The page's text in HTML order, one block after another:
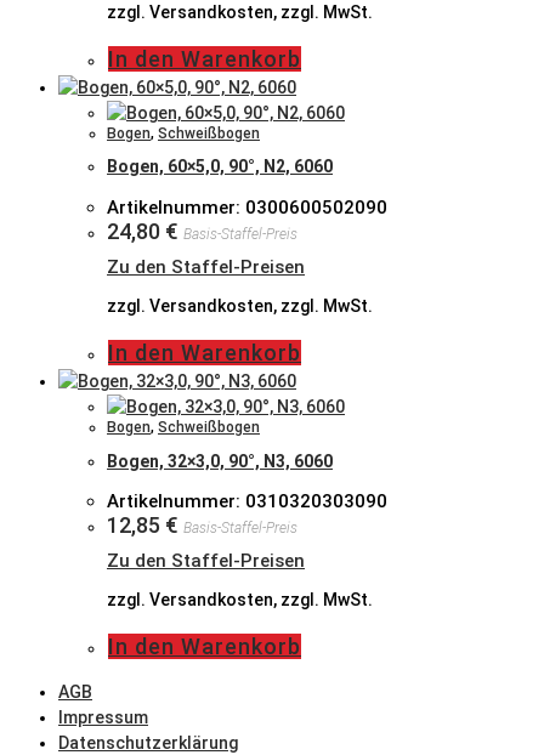
zzgl. Versandkosten, zzgl. MwSt.
In den Warenkorb
Bogen, Schweißbogen
Bogen, 60×5,0, 90°, N2, 6060
Artikelnummer: 0300600502090
24,80 € Basis-Staffel-Preis
Zu den Staffel-Preisen
zzgl. Versandkosten, zzgl. MwSt.
In den Warenkorb
Bogen, Schweißbogen
Bogen, 32×3,0, 90°, N3, 6060
Artikelnummer: 0310320303090
12,85 € Basis-Staffel-Preis
Zu den Staffel-Preisen
zzgl. Versandkosten, zzgl. MwSt.
In den Warenkorb
AGB
Impressum
Datenschutzerklärung